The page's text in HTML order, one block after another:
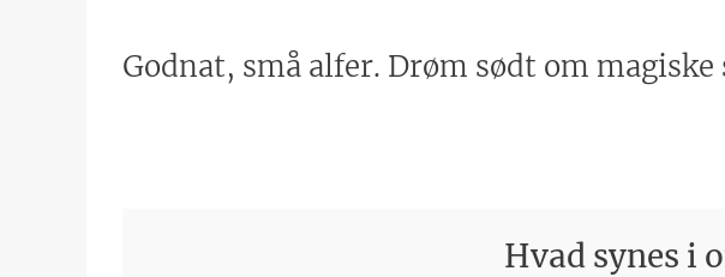
Godnat, små alfer. Drøm sødt om magiske
Hvad synes i